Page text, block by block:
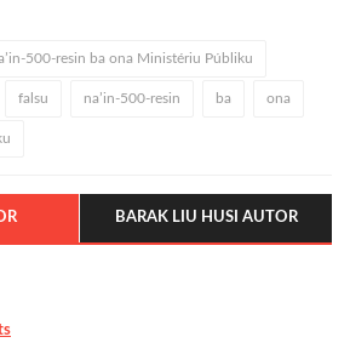
500-resin ba ona Ministériu Públiku
falsu na’in-500-resin ba ona
BARAK LIU HUSI AUTOR